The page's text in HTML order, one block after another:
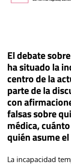
El debate
ha situado la
centro de la
parte de la
con
falsas sobre
médica,
quién asume
La incapacidad